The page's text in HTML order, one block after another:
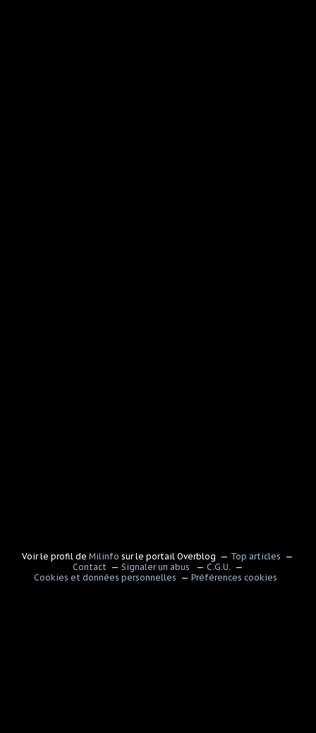
Voir le profil deMilinfo sur le portail Overblog
Top articles
Contact
Signaler un abus
C.G.U.
Cookies et données personnelles
Préférences cookies